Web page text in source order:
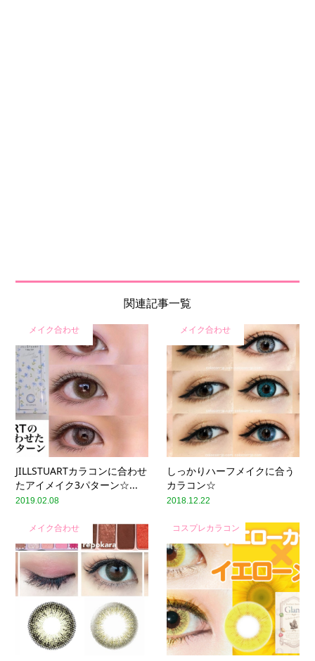
関連記事一覧
メイク合わせ
JILLSTUARTカラコンに合わせ
たアイメイク3パターン☆...
2019.02.08
メイク合わせ
しっかりハーフメイクに合う
カラコン☆
2018.12.22
メイク合わせ コスプレカラコン